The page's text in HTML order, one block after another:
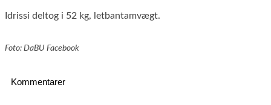
Idrissi deltog i 52 kg, letbantamvægt.
Foto: DaBU Facebook
Kommentarer